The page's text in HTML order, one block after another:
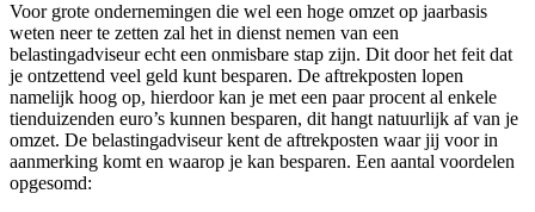
Voor grote ondernemingen die wel een hoge omzet op jaarbasis
weten neer te zetten zal het in dienst nemen van een
belastingadviseur echt een onmisbare stap zijn. Dit door het feit dat
je ontzettend veel geld kunt besparen. De aftrekposten lopen
namelijk hoog op, hierdoor kan je met een paar procent al enkele
tienduizenden euro’s kunnen besparen, dit hangt natuurlijk af van je
omzet. De belastingadviseur kent de aftrekposten waar jij voor in
aanmerking komt en waarop je kan besparen. Een aantal voordelen
opgesomd: